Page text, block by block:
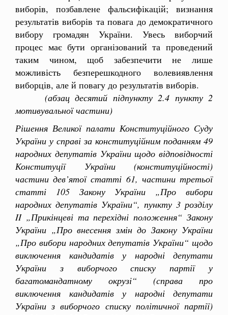
виборів, позбавлене фальсифікацій; визнання
результатів виборів та повага до демократичного
вибору громадян України. Увесь виборчий
процес має бути організований та проведений
таким чином, щоб забезпечити не лише
можливість безперешкодного волевиявлення
виборців, але й повагу до результатів виборів.
(абзац десятий підпункту 2.4 пункту 2
мотивувальної частини)
Рішення Великої палати Конституційного Суду
України у справі за конституційним поданням 49
народних депутатів України щодо відповідності
Конституції України (конституційності)
частини дев’ятої статті 61, частини третьої
статті 105 Закону України „Про вибори
народних депутатів України“, пункту 3 розділу
II „Прикінцеві та перехідні положення“ Закону
України „Про внесення змін до Закону України
„Про вибори народних депутатів України“ щодо
виключення кандидатів у народні депутати
України з виборчого списку партії у
багатомандатному окрузі“ (справа про
виключення кандидатів у народні депутати
України з виборчого списку політичної партії)